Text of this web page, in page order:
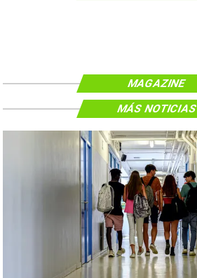
MAGAZINE
MÁS NOTICIAS